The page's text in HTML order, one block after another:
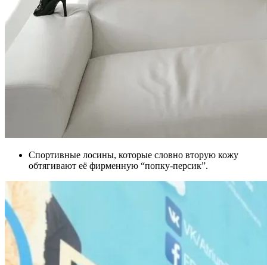
Спортивные лосины, которые словно вторую кожу
обтягивают её фирменную “попку-персик”.